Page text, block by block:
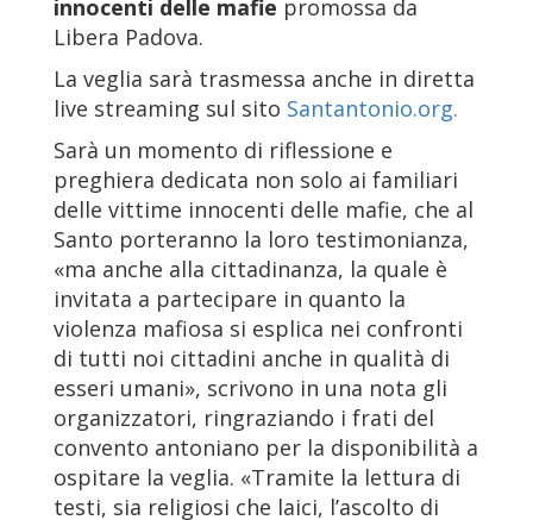
innocenti delle mafie promossa da
Libera Padova.
La veglia sarà trasmessa anche in diretta
live streaming sul sito Santantonio.org.
Sarà un momento di riflessione e
preghiera dedicata non solo ai familiari
delle vittime innocenti delle mafie, che al
Santo porteranno la loro testimonianza,
«ma anche alla cittadinanza, la quale è
invitata a partecipare in quanto la
violenza mafiosa si esplica nei confronti
di tutti noi cittadini anche in qualità di
esseri umani», scrivono in una nota gli
organizzatori, ringraziando i frati del
convento antoniano per la disponibilità a
ospitare la veglia. «Tramite la lettura di
testi, sia religiosi che laici, l’ascolto di